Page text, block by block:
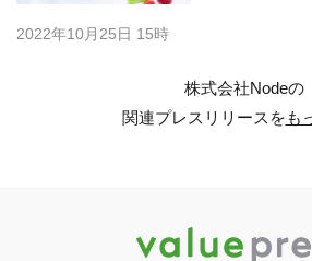
2022年10月25日 15時
株式会社Nodeの
関連プレスリリースをも